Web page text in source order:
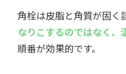
角栓は皮脂と角質が固く
なりこするのではなく、
順番が効果的です。